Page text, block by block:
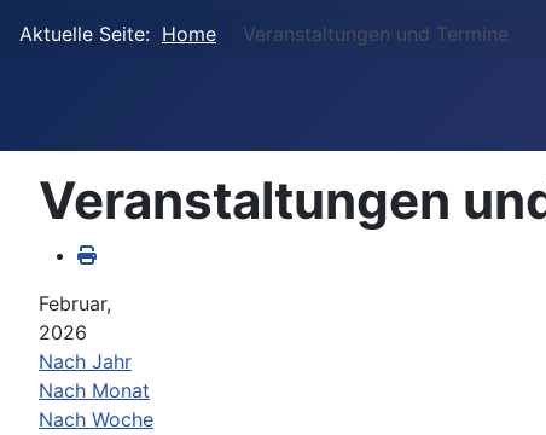
Aktuelle Seite: Home Veranstaltungen und Termine
Veranstaltungen
Februar,
2026
Nach Jahr
Nach Monat
Nach Woche